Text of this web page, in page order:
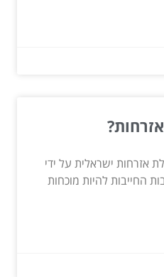
אזרחות ישראלית על ידי
החייבות להיות מוכחות